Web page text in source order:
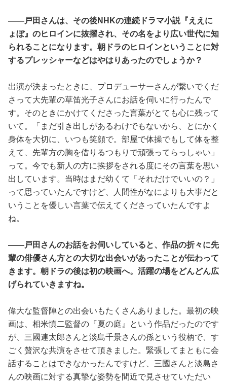
――戸田さんは、その後NHKの連続ドラマ小説『ええに
ょぼ』のヒロインに抜擢され、その名をより広い世代に知
られることになります。朝ドラのヒロインということに対
するプレッシャーなどはやはりあったのでしょうか？
出演が決まったときに、プロデューサーさんが繋いでくだ
さって大先輩の草笛光子さんにお話を伺いに行ったんで
す。そのときにかけてくださった言葉がとても心に残って
いて。「まだ引き出しがあるわけでもないから、とにかく
身体を大切に、いつも笑顔で。部屋で体操でもして体を整
えて、先輩方の胸を借りるつもりで頑張ってらっしゃい」
って。今でも新人の方に挨拶をされる度にその言葉を思い
出しています。当時はまだ幼くて「それだけでいいの？」
って思っていたんですけど、人間性がなによりも大事だと
いうことを優しい言葉で伝えてくださっていたんですよ
ね。
――戸田さんのお話をお伺いしていると、作品の折々に先
輩の俳優さん方との大切な出会いがあったことが伝わって
きます。朝ドラの後は初の映画へ。活躍の場をどんどん広
げられていきますね。
偉大な監督陣との出会いもたくさんありました。最初の映
画は、相米慎二監督の『夏の庭』という作品だったのです
が、三國連太郎さんと淡島千景さんの孫という役柄で、す
ごく贅沢な共演をさせて頂きました。緊張してまともに会
話することはできなかったんですけど、三國さんと淡島さ
んの映画に対する真摯な姿勢を間近で見させていただい